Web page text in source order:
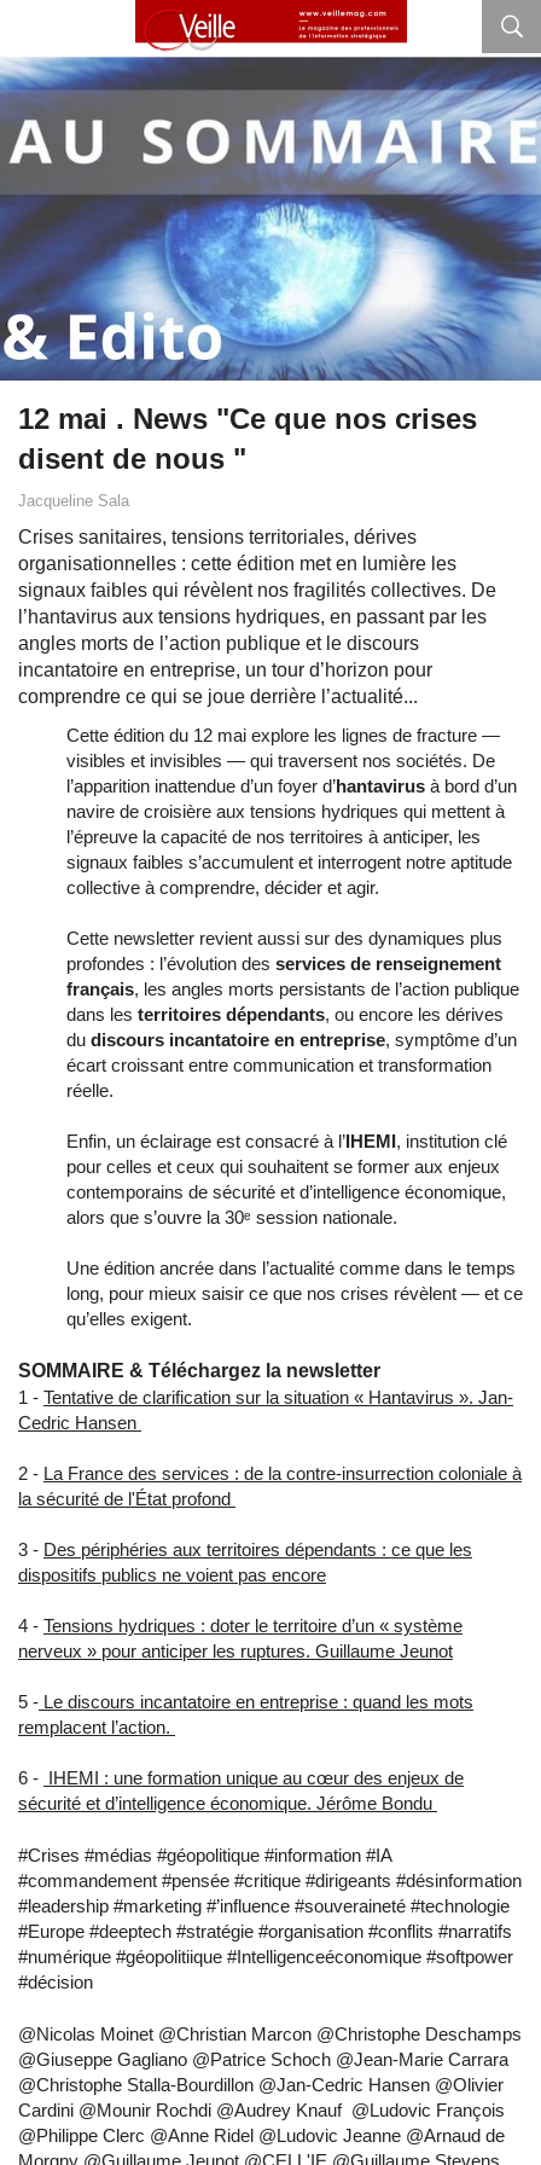
12 mai . News "Ce que nos crises
disent de nous "
Jacqueline Sala
Crises sanitaires, tensions territoriales, dérives
organisationnelles : cette édition met en lumière les
signaux faibles qui révèlent nos fragilités collectives. De
l’hantavirus aux tensions hydriques, en passant par les
angles morts de l’action publique et le discours
incantatoire en entreprise, un tour d’horizon pour
comprendre ce qui se joue derrière l’actualité...
Cette édition du 12 mai explore les lignes de fracture —
visibles et invisibles — qui traversent nos sociétés. De
l’apparition inattendue d’un foyer d’hantavirus à bord d’un
navire de croisière aux tensions hydriques qui mettent à
l’épreuve la capacité de nos territoires à anticiper, les
signaux faibles s’accumulent et interrogent notre aptitude
collective à comprendre, décider et agir.
Cette newsletter revient aussi sur des dynamiques plus
profondes : l’évolution des services de renseignement
français, les angles morts persistants de l’action publique
dans les territoires dépendants, ou encore les dérives
du discours incantatoire en entreprise, symptôme d’un
écart croissant entre communication et transformation
réelle.
Enfin, un éclairage est consacré à l’IHEMI, institution clé
pour celles et ceux qui souhaitent se former aux enjeux
contemporains de sécurité et d’intelligence économique,
alors que s’ouvre la 30ᵉ session nationale.
Une édition ancrée dans l’actualité comme dans le temps
long, pour mieux saisir ce que nos crises révèlent — et ce
qu’elles exigent.
SOMMAIRE & Téléchargez la newsletter
1 - Tentative de clarification sur la situation « Hantavirus ». Jan-
Cedric Hansen
2 - La France des services : de la contre-insurrection coloniale à
la sécurité de l'État profond
3 - Des périphéries aux territoires dépendants : ce que les
dispositifs publics ne voient pas encore
4 - Tensions hydriques : doter le territoire d’un « système
nerveux » pour anticiper les ruptures. Guillaume Jeunot
5 - Le discours incantatoire en entreprise : quand les mots
remplacent l’action.
6 - IHEMI : une formation unique au cœur des enjeux de
sécurité et d’intelligence économique. Jérôme Bondu
#Crises #médias #géopolitique #information #IA
#commandement #pensée #critique #dirigeants #désinformation
#leadership #marketing #’influence #souveraineté #technologie
#Europe #deeptech #stratégie #organisation #conflits #narratifs
#numérique #géopolitiique #Intelligenceéconomique #softpower
#décision
@Nicolas Moinet @Christian Marcon @Christophe Deschamps
@Giuseppe Gagliano @Patrice Schoch @Jean-Marie Carrara
@Christophe Stalla-Bourdillon @Jan-Cedric Hansen @Olivier
Cardini @Mounir Rochdi @Audrey Knauf @Ludovic François
@Philippe Clerc @Anne Ridel @Ludovic Jeanne @Arnaud de
Morgny @Guillaume Jeunot @CELL'IE @Guillaume Stevens